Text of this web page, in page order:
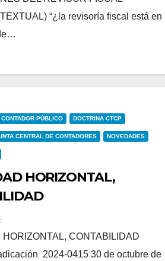
“¿la revisoría fiscal está en
CONTADOR PÚBLICO DOCTRINA CTCP
CENTRAL DE CONTADORES NOVEDADES
HORIZONTAL,
HORIZONTAL, CONTABILIDAD
2024-0415 30 de octubre de